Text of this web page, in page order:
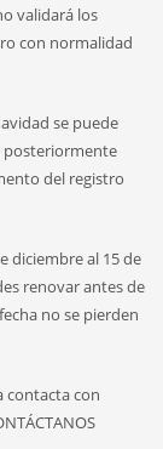
validará los
con normalidad
se puede
posteriormente
del registro
diciembre al 15 de
renovar antes de
no se pierden
contacta con